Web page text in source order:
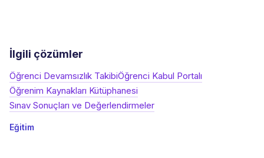
İlgili çözümler
Öğrenci Devamsızlık TakibiÖğrenci Kabul Portalı
Öğrenim Kaynakları Kütüphanesi
Sınav Sonuçları ve Değerlendirmeler
Eğitim